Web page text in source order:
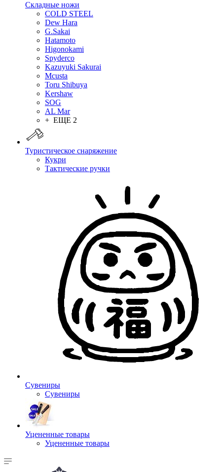
Складные ножи
COLD STEEL
Dew Hara
G.Sakai
Hatamoto
Higonokami
Spyderco
Kazuyuki Sakurai
Mcusta
Toru Shibuya
Kershaw
SOG
AL Mar
+ ЕЩЕ 2
Туристическое снаряжение
Кукри
Тактические ручки
Сувениры
Сувениры
Уцененные товары
Уцененные товары